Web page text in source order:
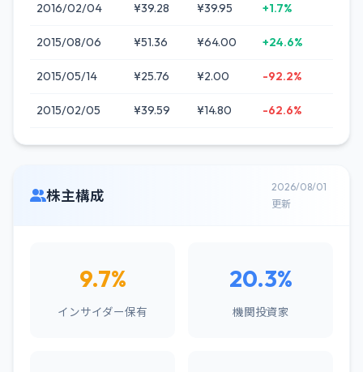
2016/02/04 ¥39.28 ¥39.95 +1.7%
2015/08/06 ¥51.36 ¥64.00 +24.6%
2015/05/14 ¥25.76 ¥2.00 -92.2%
2015/02/05 ¥39.59 ¥14.80 -62.6%
株主構成
2026/08/01
更新
9.7%
インサイダー保有
20.3%
機関投資家